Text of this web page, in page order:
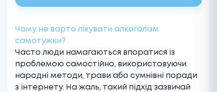
Чому не варто лікувати алкоголізм
самотужки?
Часто люди намагаються впоратися із
проблемою самостійно, використовуючи
народні методи, трави або сумнівні поради
з інтернету. На жаль, такий підхід зазвичай